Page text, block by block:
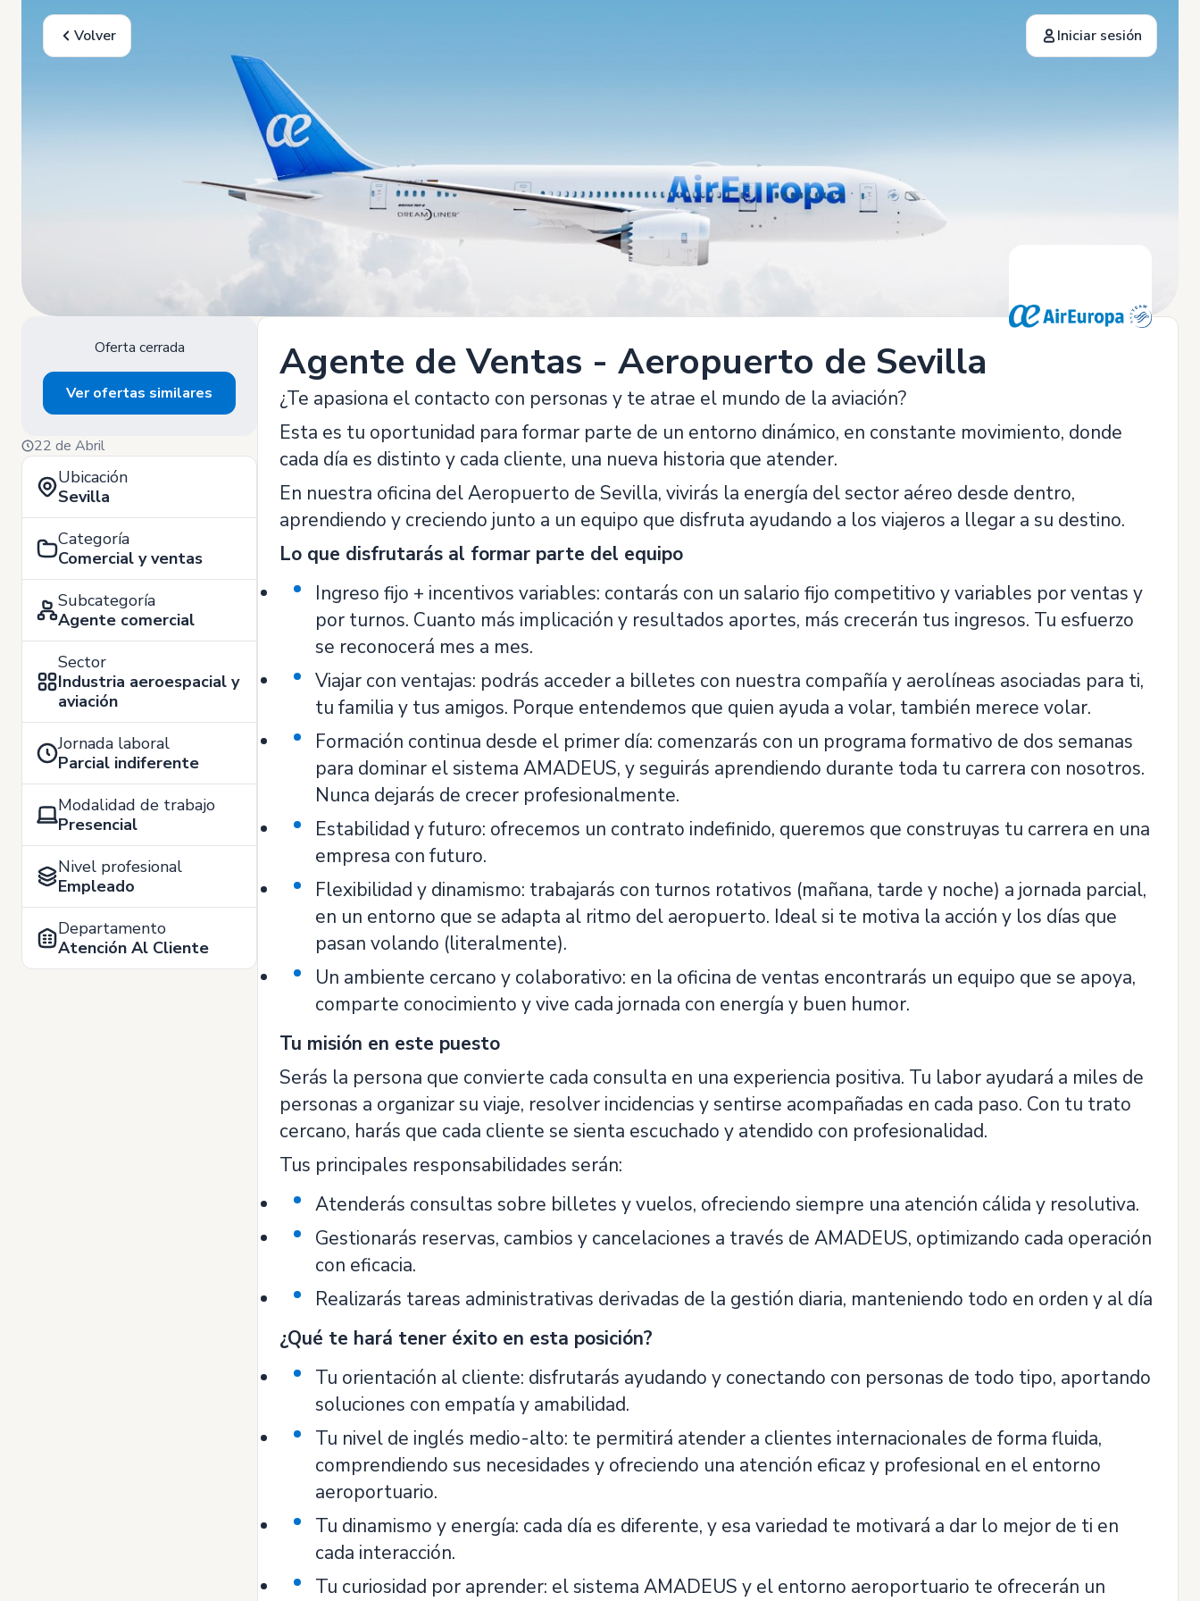
Volver Iniciar sesión
Oferta cerrada
Ver ofertas similares
22 de Abril
Ubicación
Sevilla
Categoría
Comercial y ventas
Subcategoría
Agente comercial
Sector
Industria aeroespacial y
aviación
Jornada laboral
Parcial indiferente
Modalidad de trabajo
Presencial
Nivel profesional
Empleado
Departamento
Atención Al Cliente
Agente de Ventas - Aeropuerto de Sevilla
¿Te apasiona el contacto con personas y te atrae el mundo de la aviación?
Esta es tu oportunidad para formar parte de un entorno dinámico, en constante movimiento, donde
cada día es distinto y cada cliente, una nueva historia que atender.
En nuestra oficina del Aeropuerto de Sevilla, vivirás la energía del sector aéreo desde dentro,
aprendiendo y creciendo junto a un equipo que disfruta ayudando a los viajeros a llegar a su destino.
Lo que disfrutarás al formar parte del equipo
Ingreso fijo + incentivos variables: contarás con un salario fijo competitivo y variables por ventas y
por turnos. Cuanto más implicación y resultados aportes, más crecerán tus ingresos. Tu esfuerzo
se reconocerá mes a mes.
Viajar con ventajas: podrás acceder a billetes con nuestra compañía y aerolíneas asociadas para ti,
tu familia y tus amigos. Porque entendemos que quien ayuda a volar, también merece volar.
Formación continua desde el primer día: comenzarás con un programa formativo de dos semanas
para dominar el sistema AMADEUS, y seguirás aprendiendo durante toda tu carrera con nosotros.
Nunca dejarás de crecer profesionalmente.
Estabilidad y futuro: ofrecemos un contrato indefinido, queremos que construyas tu carrera en una
empresa con futuro.
Flexibilidad y dinamismo: trabajarás con turnos rotativos (mañana, tarde y noche) a jornada parcial,
en un entorno que se adapta al ritmo del aeropuerto. Ideal si te motiva la acción y los días que
pasan volando (literalmente).
Un ambiente cercano y colaborativo: en la oficina de ventas encontrarás un equipo que se apoya,
comparte conocimiento y vive cada jornada con energía y buen humor.
Tu misión en este puesto
Serás la persona que convierte cada consulta en una experiencia positiva. Tu labor ayudará a miles de
personas a organizar su viaje, resolver incidencias y sentirse acompañadas en cada paso. Con tu trato
cercano, harás que cada cliente se sienta escuchado y atendido con profesionalidad.
Tus principales responsabilidades serán:
Atenderás consultas sobre billetes y vuelos, ofreciendo siempre una atención cálida y resolutiva.
Gestionarás reservas, cambios y cancelaciones a través de AMADEUS, optimizando cada operación
con eficacia.
Realizarás tareas administrativas derivadas de la gestión diaria, manteniendo todo en orden y al día
¿Qué te hará tener éxito en esta posición?
Tu orientación al cliente: disfrutarás ayudando y conectando con personas de todo tipo, aportando
soluciones con empatía y amabilidad.
Tu nivel de inglés medio-alto: te permitirá atender a clientes internacionales de forma fluida,
comprendiendo sus necesidades y ofreciendo una atención eficaz y profesional en el entorno
aeroportuario.
Tu dinamismo y energía: cada día es diferente, y esa variedad te motivará a dar lo mejor de ti en
cada interacción.
Tu curiosidad por aprender: el sistema AMADEUS y el entorno aeroportuario te ofrecerán un